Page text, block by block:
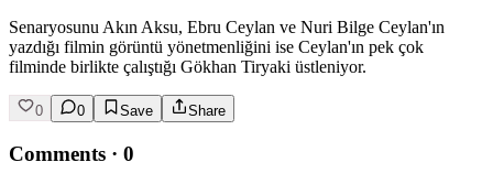
Senaryosunu Akın Aksu, Ebru Ceylan ve Nuri Bilge Ceylan'ın
yazdığı filmin görüntü yönetmenliğini ise Ceylan'ın pek çok
filminde birlikte çalıştığı Gökhan Tiryaki üstleniyor.
0 0 Save Share
Comments · 0